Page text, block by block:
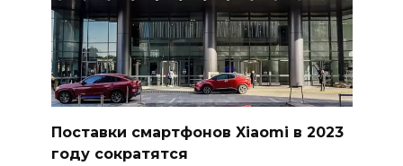
Поставки смартфонов Xiaomi в 2023
году сократятся